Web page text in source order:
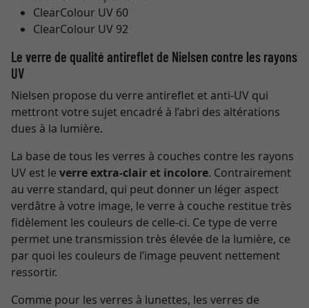
ClearColour UV 60
ClearColour UV 92
Le verre de qualité antireflet de Nielsen contre les rayons
UV
Nielsen propose du verre antireflet et anti-UV qui
mettront votre sujet encadré à l’abri des altérations
dues à la lumière.
La base de tous les verres à couches contre les rayons
UV est le verre extra-clair et incolore. Contrairement
au verre standard, qui peut donner un léger aspect
verdâtre à votre image, le verre à couche restitue très
fidèlement les couleurs de celle-ci. Ce type de verre
permet une transmission très élevée de la lumière, ce
par quoi les couleurs de l’image peuvent nettement
ressortir.
Comme pour les verres à lunettes, les verres de